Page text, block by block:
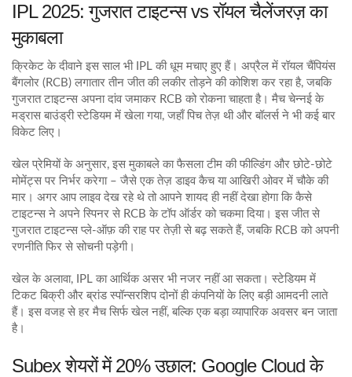
IPL 2025: गुजरात टाइटन्स vs रॉयल चैलेंजरज़ का
मुकाबला
क्रिकेट के दीवाने इस साल भी IPL की धूम मचाए हुए हैं। अप्रैल में रॉयल चैंपियंस
बैंगलोर (RCB) लगातार तीन जीत की लकीर तोड़ने की कोशिश कर रहा है, जबकि
गुजरात टाइटन्स अपना दांव जमाकर RCB को रोकना चाहता है। मैच चेन्नई के
मड्रास बाउंड्री स्टेडियम में खेला गया, जहाँ पिच तेज़ थी और बॉलर्स ने भी कई बार
विकेट लिए।
खेल प्रेमियों के अनुसार, इस मुकाबले का फैसला टीम की फील्डिंग और छोटे‑छोटे
मोमेंट्स पर निर्भर करेगा – जैसे एक तेज़ डाइव कैच या आखिरी ओवर में चौके की
मार। अगर आप लाइव देख रहे थे तो आपने शायद ही नहीं देखा होगा कि कैसे
टाइटन्स ने अपने स्पिनर से RCB के टॉप ऑर्डर को चकमा दिया। इस जीत से
गुजरात टाइटन्स प्ले‑ऑफ़ की राह पर तेज़ी से बढ़ सकते हैं, जबकि RCB को अपनी
रणनीति फिर से सोचनी पड़ेगी।
खेल के अलावा, IPL का आर्थिक असर भी नजर नहीं आ सकता। स्टेडियम में
टिकट बिक्री और ब्रांड स्पॉन्सरशिप दोनों ही कंपनियों के लिए बड़ी आमदनी लाते
हैं। इस वजह से हर मैच सिर्फ खेल नहीं, बल्कि एक बड़ा व्यापारिक अवसर बन जाता
है।
Subex शेयरों में 20% उछाल: Google Cloud के